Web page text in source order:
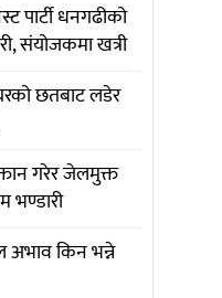
पार्टी धनगढीको
संयोजकमा खत्री
छतबाट लडेर
गरेर जेलमुक्त
भण्डारी
अभाव किन भन्ने